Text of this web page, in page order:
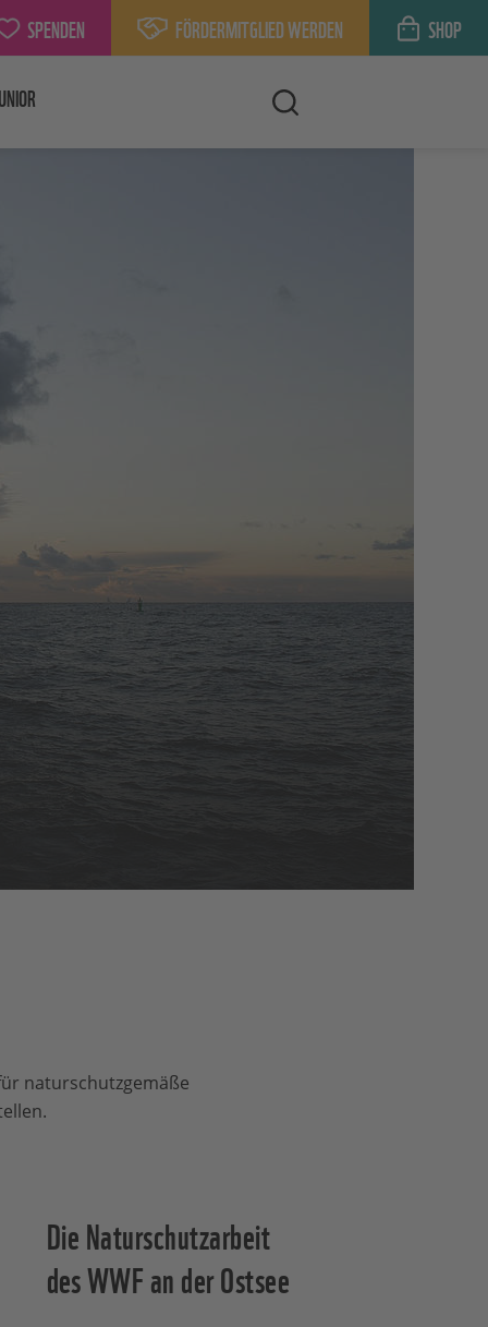
SPENDEN FÖRDERMITGLIED WERDEN SHOP
naturschutzgemäße
Die Naturschutzarbeit
des WWF an der Ostsee